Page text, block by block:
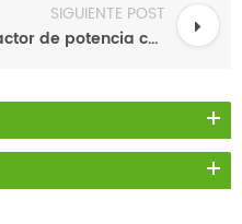
SIGUIENTE POST
corrección automática del factor de potencia con bancos de condensadores